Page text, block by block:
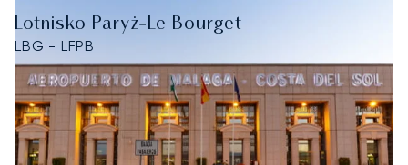
Lotnisko Paryż-Le Bourget
LBG - LFPB